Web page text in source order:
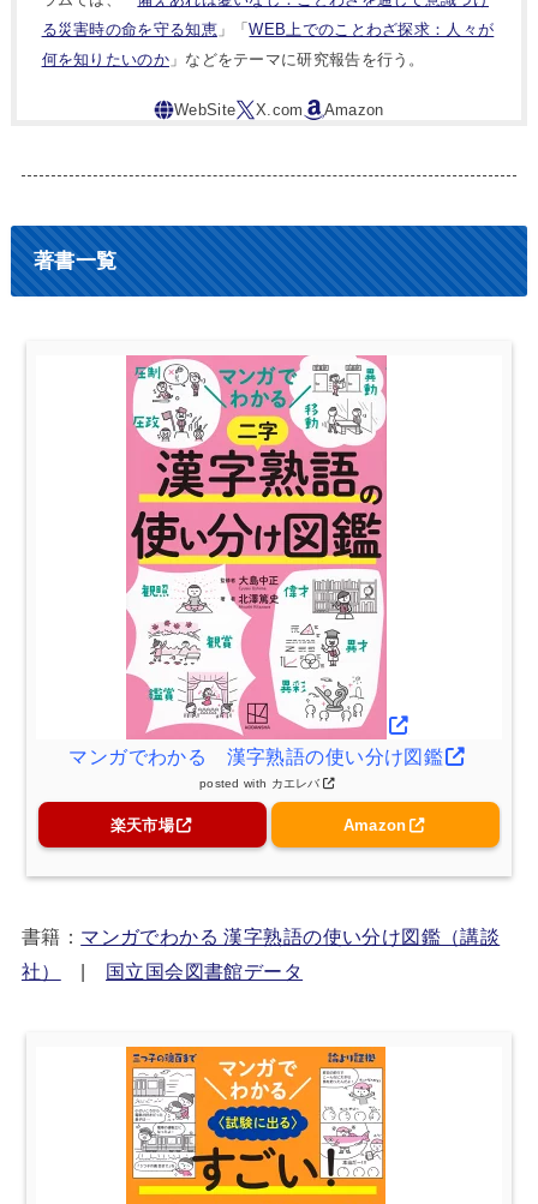
る災害時の命を守る知恵」「WEB上でのことわざ探求：人々が
何を知りたいのか」などをテーマに研究報告を行う。
著書一覧
マンガでわかる 漢字熟語の使い分け図鑑
posted with カエレバ
楽天市場 Amazon
書籍： マンガでわかる 漢字熟語の使い分け図鑑（講談
社）
| 国立国会図書館データ